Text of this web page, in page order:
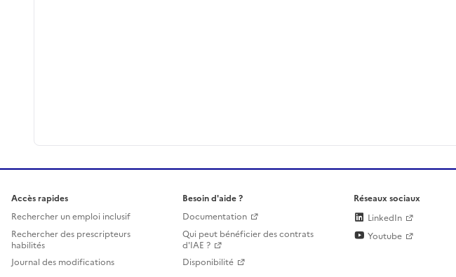
Accès rapides
Rechercher un emploi inclusif
Rechercher des prescripteurs
habilités
Journal des modifications
Besoin d'aide ?
Documentation
Qui peut bénéficier des contrats
d'IAE ?
Disponibilité
Réseaux sociaux
LinkedIn
Youtube